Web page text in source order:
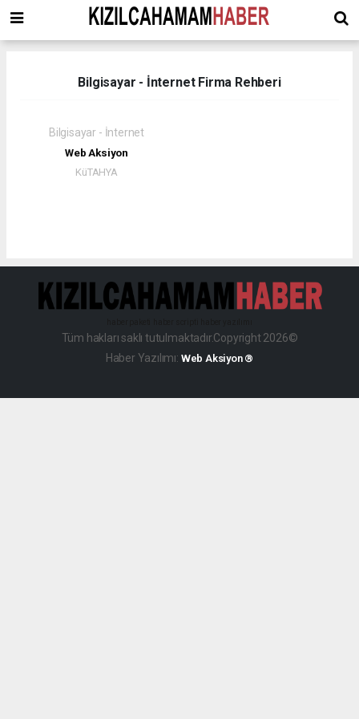
Bilgisayar - İnternet Firma Rehberi
Bilgisayar - İnternet
Web Aksiyon
KüTAHYA
Tüm hakları saklı tutulmaktadır.Copyright 2026©
Haber Yazılımı: Web Aksiyon ®